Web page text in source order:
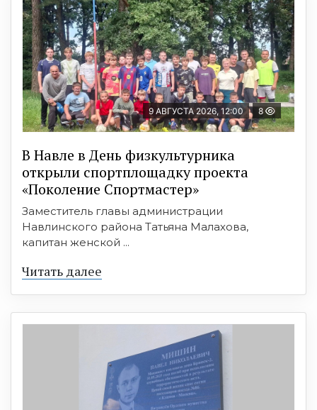
9 АВГУСТА 2026, 12:00 8
В Навле в День физкультурника
открыли спортплощадку проекта
«Поколение Спортмастер»
Заместитель главы администрации
Навлинского района Татьяна Малахова,
капитан женской ...
Читать далее